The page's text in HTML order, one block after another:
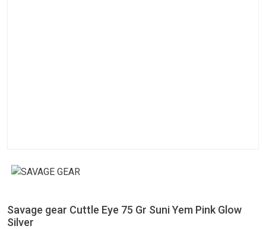
Savage gear Cuttle Eye 75 Gr Suni Yem Pink Glow
Silver